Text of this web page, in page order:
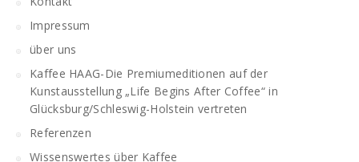
Impressum
über uns
Kaffee HAAG-Die Premiumeditionen auf der
Kunstausstellung „Life Begins After Coffee“ in
Glücksburg/Schleswig-Holstein vertreten
Referenzen
Wissenswertes über Kaffee